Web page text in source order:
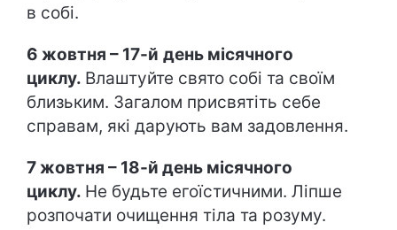
в собі.
6 жовтня – 17-й день місячного
циклу. Влаштуйте свято собі та своїм
близьким. Загалом присвятіть себе
справам, які дарують вам задовлення.
7 жовтня – 18-й день місячного
циклу. Не будьте егоїстичними. Ліпше
розпочати очищення тіла та розуму.